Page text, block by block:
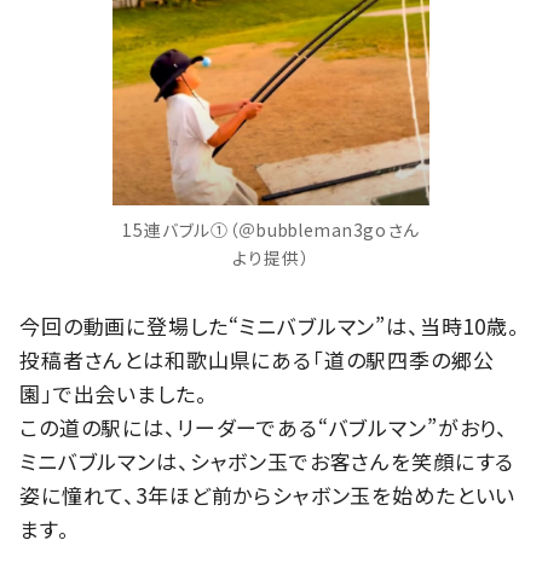
15連バブル①（＠bubbleman3goさん
より提供）
今回の動画に登場した“ミニバブルマン”は、当時10歳。
投稿者さんとは和歌山県にある「道の駅四季の郷公
園」で出会いました。
この道の駅には、リーダーである“バブルマン”がおり、
ミニバブルマンは、シャボン玉でお客さんを笑顔にする
姿に憧れて、3年ほど前からシャボン玉を始めたといい
ます。